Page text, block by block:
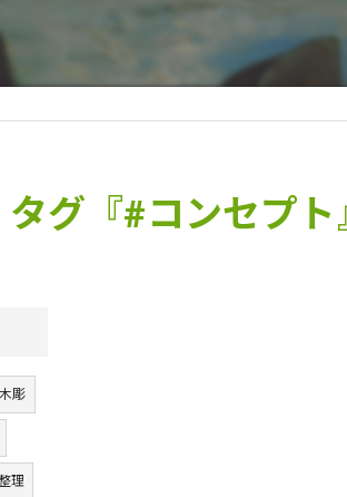
タグ『#コンセプ
木彫
理